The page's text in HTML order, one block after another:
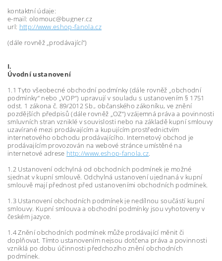
kontaktní údaje:
e-mail: olomouc@bugner.cz
url: http://www.eshop-fanola.cz
(dále rovněž „prodávající“)
I.
Úvodní ustanovení
1.1 Tyto všeobecné obchodní podmínky (dále rovněž „obchodní
podmínky“ nebo „VOP“) upravují v souladu s ustanovením § 1751
odst. 1 zákona č. 89/2012 Sb., občanského zákoníku, ve znění
pozdějších předpisů (dále rovněž „OZ“) vzájemná práva a povinnosti
smluvních stran vzniklé v souvislosti nebo na základě kupní smlouvy
uzavírané mezi prodávajícím a kupujícím prostřednictvím
internetového obchodu prodávajícího. Internetový obchod je
prodávajícím provozován na webové stránce umístěné na
internetové adrese http://www.eshop-fanola.cz
1.2 Ustanovení odchylná od obchodních podmínek je možné
sjednat v kupní smlouvě. Odchylná ustanovení ujednaná v kupní
smlouvě mají přednost před ustanoveními obchodních podmínek.
1.3 Ustanovení obchodních podmínek je nedílnou součástí kupní
smlouvy. Kupní smlouva a obchodní podmínky jsou vyhotoveny v
českém jazyce.
1.4 Znění obchodních podmínek může prodávající měnit či
doplňovat. Tímto ustanovením nejsou dotčena práva a povinnosti
vzniklá po dobu účinnosti předchozího znění obchodních
podmínek.